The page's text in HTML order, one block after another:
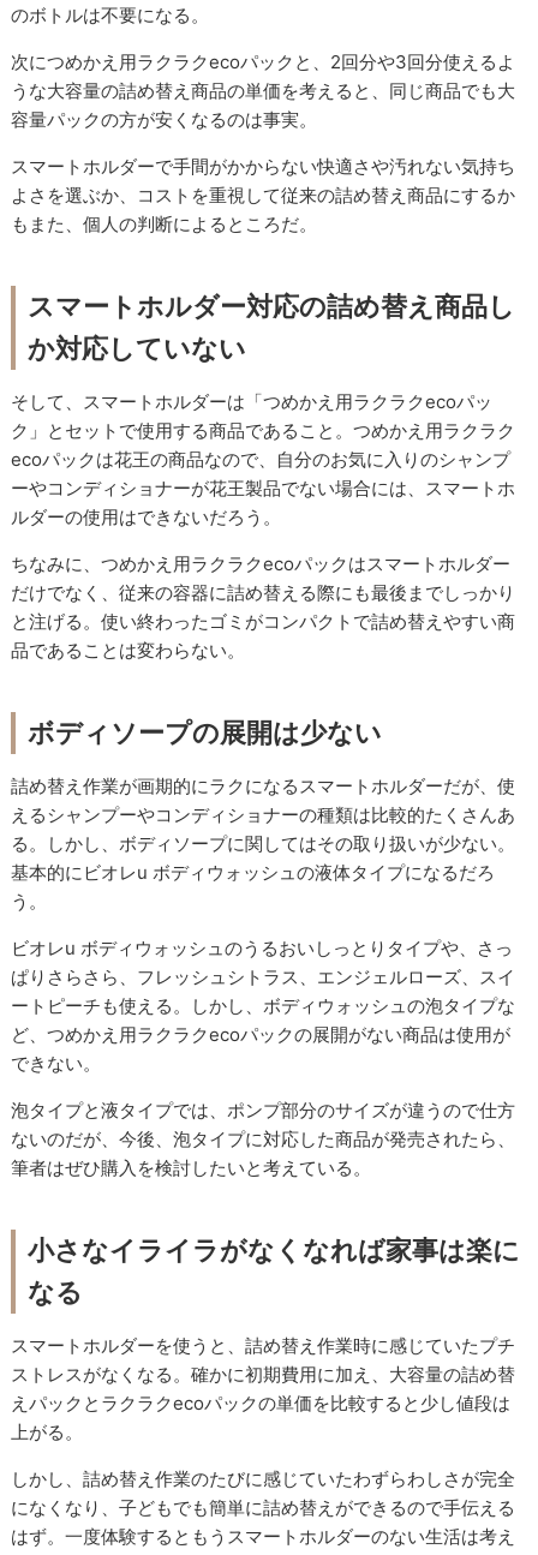
のボトルは不要になる。
次につめかえ用ラクラクecoパックと、2回分や3回分使えるよ
うな大容量の詰め替え商品の単価を考えると、同じ商品でも大
容量パックの方が安くなるのは事実。
スマートホルダーで手間がかからない快適さや汚れない気持ち
よさを選ぶか、コストを重視して従来の詰め替え商品にするか
もまた、個人の判断によるところだ。
スマートホルダー対応の詰め替え商品し
か対応していない
そして、スマートホルダーは「つめかえ用ラクラクecoパッ
ク」とセットで使用する商品であること。つめかえ用ラクラク
ecoパックは花王の商品なので、自分のお気に入りのシャンプ
ーやコンディショナーが花王製品でない場合には、スマートホ
ルダーの使用はできないだろう。
ちなみに、つめかえ用ラクラクecoパックはスマートホルダー
だけでなく、従来の容器に詰め替える際にも最後までしっかり
と注げる。使い終わったゴミがコンパクトで詰め替えやすい商
品であることは変わらない。
ボディソープの展開は少ない
詰め替え作業が画期的にラクになるスマートホルダーだが、使
えるシャンプーやコンディショナーの種類は比較的たくさんあ
る。しかし、ボディソープに関してはその取り扱いが少ない。
基本的にビオレu ボディウォッシュの液体タイプになるだろ
う。
ビオレu ボディウォッシュのうるおいしっとりタイプや、さっ
ぱりさらさら、フレッシュシトラス、エンジェルローズ、スイ
ートピーチも使える。しかし、ボディウォッシュの泡タイプな
ど、つめかえ用ラクラクecoパックの展開がない商品は使用が
できない。
泡タイプと液タイプでは、ポンプ部分のサイズが違うので仕方
ないのだが、今後、泡タイプに対応した商品が発売されたら、
筆者はぜひ購入を検討したいと考えている。
小さなイライラがなくなれば家事は楽に
なる
スマートホルダーを使うと、詰め替え作業時に感じていたプチ
ストレスがなくなる。確かに初期費用に加え、大容量の詰め替
えパックとラクラクecoパックの単価を比較すると少し値段は
上がる。
しかし、詰め替え作業のたびに感じていたわずらわしさが完全
になくなり、子どもでも簡単に詰め替えができるので手伝える
はず。一度体験するともうスマートホルダーのない生活は考え